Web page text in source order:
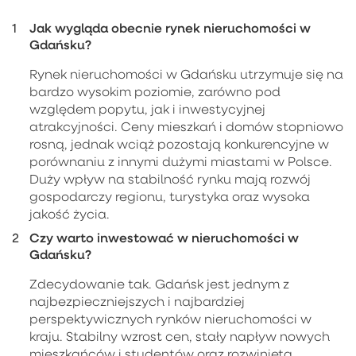
Jak wygląda obecnie rynek nieruchomości w
Gdańsku?
Rynek nieruchomości w Gdańsku utrzymuje się na
bardzo wysokim poziomie, zarówno pod
względem popytu, jak i inwestycyjnej
atrakcyjności. Ceny mieszkań i domów stopniowo
rosną, jednak wciąż pozostają konkurencyjne w
porównaniu z innymi dużymi miastami w Polsce.
Duży wpływ na stabilność rynku mają rozwój
gospodarczy regionu, turystyka oraz wysoka
jakość życia.
Czy warto inwestować w nieruchomości w
Gdańsku?
Zdecydowanie tak. Gdańsk jest jednym z
najbezpieczniejszych i najbardziej
perspektywicznych rynków nieruchomości w
kraju. Stabilny wzrost cen, stały napływ nowych